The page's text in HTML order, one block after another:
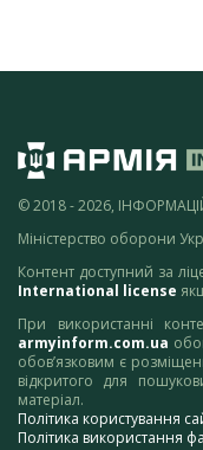
© 2018 - 2026,
Міністерство оборони
Контент доступний за
International license
При використанні
armyinform.com.ua
обов’язковим є
відкритого для
матеріал.
Політика користування
Політика використання